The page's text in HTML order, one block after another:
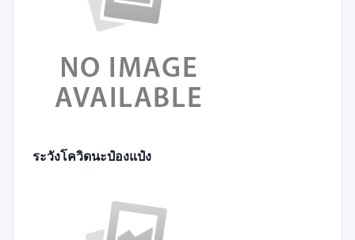
ระวังโควิดนะป๋องแป๋ง